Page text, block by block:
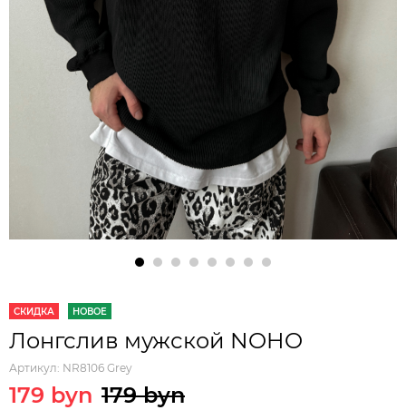
СКИДКА НОВОЕ
Лонгслив мужской NOHO
Артикул: NR8106 Grey
179 byn 179 byn